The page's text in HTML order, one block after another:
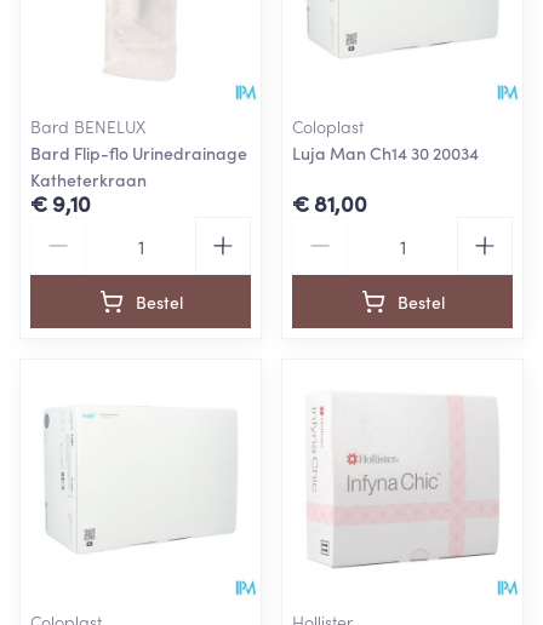
Bard BENELUX
Bard Flip-flo Urinedrainage
Katheterkraan
€ 9,10
Bestel
Coloplast
Luja Man Ch14 30 20034
€ 81,00
Bestel